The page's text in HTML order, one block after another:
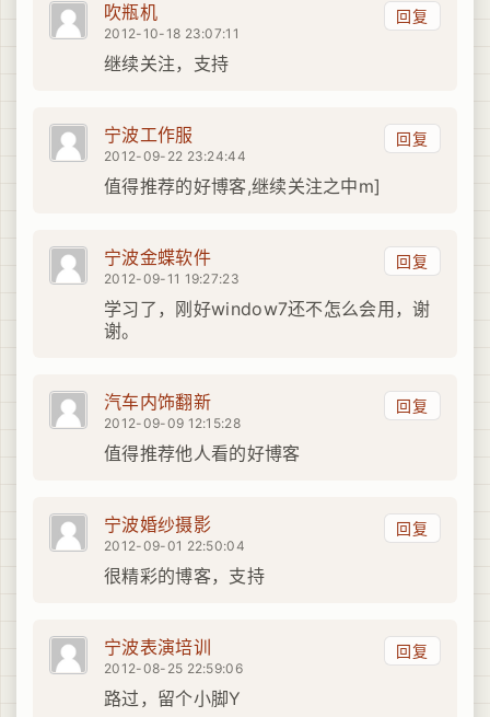
回复
吹瓶机
2012-10-18 23:07:11
继续关注，支持
回复
宁波工作服
2012-09-22 23:24:44
值得推荐的好博客,继续关注之中m]
回复
宁波金蝶软件
2012-09-11 19:27:23
学习了，刚好window7还不怎么会用，谢
谢。
回复
汽车内饰翻新
2012-09-09 12:15:28
值得推荐他人看的好博客
回复
宁波婚纱摄影
2012-09-01 22:50:04
很精彩的博客，支持
回复
宁波表演培训
2012-08-25 22:59:06
路过，留个小脚Y